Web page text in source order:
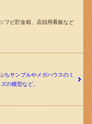
フビ貯金箱、店頭用看板など
ちサンプルやメガハウスのミ
の模型など。